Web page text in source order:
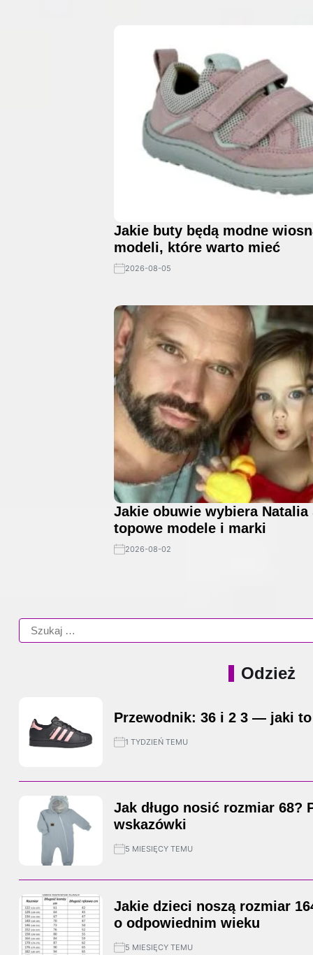
Jakie buty będą modne
modeli, które warto mieć
2026-08-05
Jakie obuwie wybiera Natalia
topowe modele i marki
2026-08-02
Odzież
Przewodnik: 36 i 2 3 — jaki
1 TYDZIEŃ TEMU
Jak długo nosić rozmiar 68?
wskazówki
5 MIESIĘCY TEMU
Jakie dzieci noszą rozmiar
o odpowiednim wieku
5 MIESIĘCY TEMU